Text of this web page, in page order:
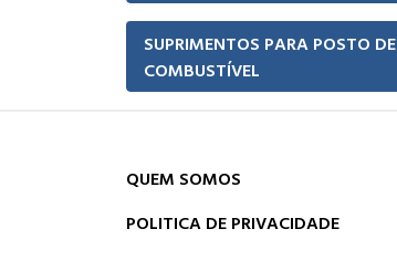
SUPRIMENTOS PARA POSTO DE
COMBUSTÍVEL
QUEM SOMOS
POLITICA DE PRIVACIDADE